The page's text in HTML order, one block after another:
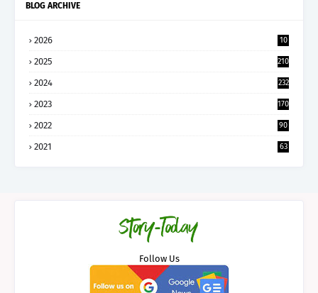
BLOG ARCHIVE
2026
10
2025 210
2024 232
2023 170
2022 90
2021 63
Follow Us